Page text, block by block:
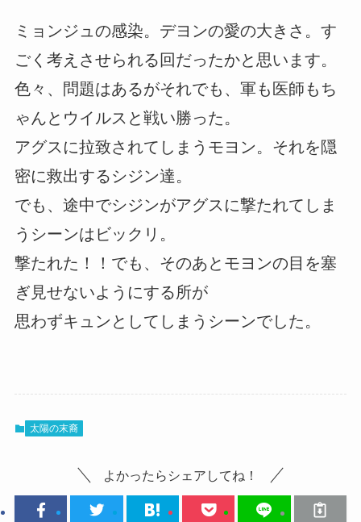
ミョンジュの感染。デヨンの愛の大きさ。す
ごく考えさせられる回だったかと思います。
色々、問題はあるがそれでも、軍も医師もち
ゃんとウイルスと戦い勝った。
アグスに拉致されてしまうモヨン。それを隠
密に救出するシジン達。
でも、途中でシジンがアグスに撃たれてしま
うシーンはビックリ。
撃たれた！！でも、そのあとモヨンの目を塞
ぎ見せないようにする所が
思わずキュンとしてしまうシーンでした。
太陽の末裔
よかったらシェアしてね！